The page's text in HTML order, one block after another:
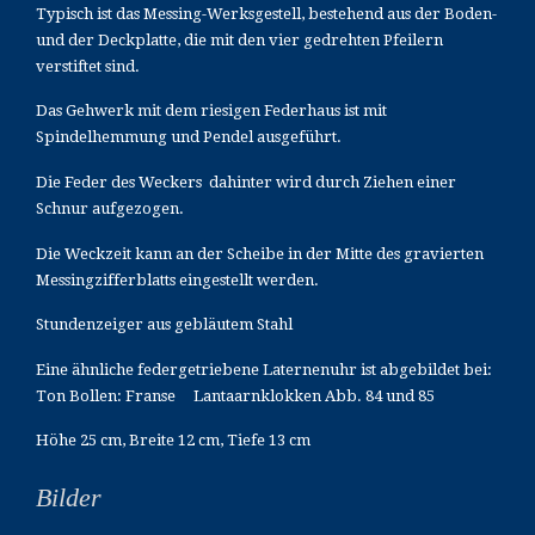
Typisch ist das Messing-Werksgestell, bestehend aus der Boden-
und der Deckplatte, die mit den vier gedrehten Pfeilern
verstiftet sind.
Das Gehwerk mit dem riesigen Federhaus ist mit
Spindelhemmung und Pendel ausgeführt.
Die Feder des Weckers dahinter wird durch Ziehen einer
Schnur aufgezogen.
Die Weckzeit kann an der Scheibe in der Mitte des gravierten
Messingzifferblatts eingestellt werden.
Stundenzeiger aus gebläutem Stahl
Eine ähnliche federgetriebene Laternenuhr ist abgebildet bei:
Ton Bollen: Franse Lantaarnklokken Abb. 84 und 85
Höhe 25 cm, Breite 12 cm, Tiefe 13 cm
Bilder